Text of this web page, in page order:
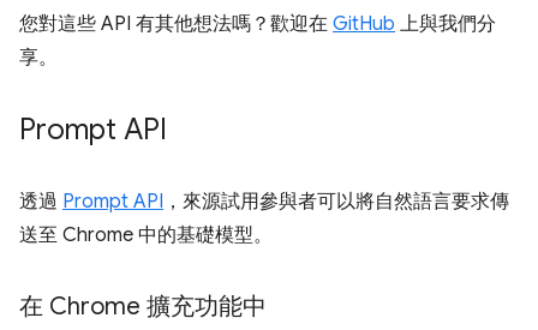
您對這些 API 有其他想法嗎？歡迎在 GitHub 上與我們分
享。
Prompt API
透過 Prompt API ，來源試用參與者可以將自然語言要求傳
送至 Chrome 中的基礎模型。
在 Chrome 擴充功能中